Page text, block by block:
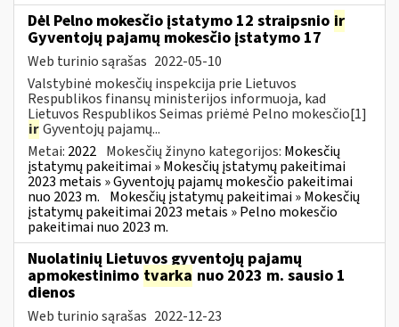
Dėl Pelno mokesčio įstatymo 12 straipsnio ir
Gyventojų pajamų mokesčio įstatymo 17
Web turinio sąrašas 2022-05-10
Valstybinė mokesčių inspekcija prie Lietuvos
Respublikos finansų ministerijos informuoja, kad
Lietuvos Respublikos Seimas priėmė Pelno mokesčio[1]
irGyventojų pajamų...
Metai: 2022 Mokesčių žinyno kategorijos: Mokesčių
įstatymų pakeitimai » Mokesčių įstatymų pakeitimai
2023 metais » Gyventojų pajamų mokesčio pakeitimai
nuo 2023 m. Mokesčių įstatymų pakeitimai » Mokesčių
įstatymų pakeitimai 2023 metais » Pelno mokesčio
pakeitimai nuo 2023 m.
Nuolatinių Lietuvos gyventojų pajamų
apmokestinimo tvarka nuo 2023 m. sausio 1
dienos
Web turinio sąrašas 2022-12-23